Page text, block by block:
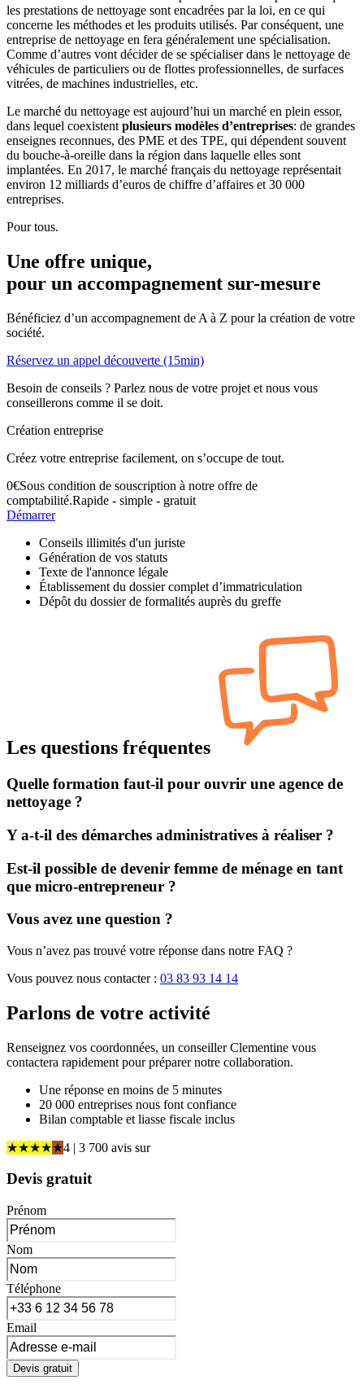
les prestations de nettoyage sont encadrées par la loi, en ce qui
concerne les méthodes et les produits utilisés. Par conséquent, une
entreprise de nettoyage en fera généralement une spécialisation.
Comme d’autres vont décider de se spécialiser dans le nettoyage de
véhicules de particuliers ou de flottes professionnelles, de surfaces
vitrées, de machines industrielles, etc.
Le marché du nettoyage est aujourd’hui un marché en plein essor,
dans lequel coexistentplusieurs modèles d’entreprises: de grandes
enseignes reconnues, des PME et des TPE, qui dépendent souvent
du bouche-à-oreille dans la région dans laquelle elles sont
implantées. En 2017, le marché français du nettoyage représentait
environ 12 milliards d’euros de chiffre d’affaires et 30 000
entreprises.
Pour tous.
Une offre unique,
pour un accompagnement sur-mesure
Bénéficiez d’un accompagnement de A à Z pour la création de votre
société.
Réservez un appel découverte (15min)
Besoin de conseils ? Parlez nous de votre projet et nous vous
conseillerons comme il se doit.
Création entreprise
Créez votre entreprise facilement, on s’occupe de tout.
0€Sous condition de souscription à notre offre de
comptabilité.Rapide - simple - gratuit
Démarrer
Conseils illimités d'un juriste
Génération de vos statuts
Texte de l'annonce légale
Établissement du dossier complet d’immatriculation
Dépôt du dossier de formalités auprès du greffe
Les questions fréquentes
Quelle formation faut-il pour ouvrir une agence de
nettoyage ?
Y a-t-il des démarches administratives à réaliser ?
Est-il possible de devenir femme de ménage en tant
que micro-entrepreneur ?
Vous avez une question ?
Vous n’avez pas trouvé votre réponse dans notre FAQ ?
Vous pouvez nous contacter : 03 83 93 14 14
Parlons de votre activité
Renseignez vos coordonnées, un conseiller Clementine vous
contactera rapidement pour préparer notre collaboration.
Une réponse en moins de 5 minutes
20 000 entreprises nous font confiance
Bilan comptable et liasse fiscale inclus
★★★★★4 | 3 700 avis sur
Devis gratuit
Prénom
Nom
Téléphone
Email
Devis gratuit